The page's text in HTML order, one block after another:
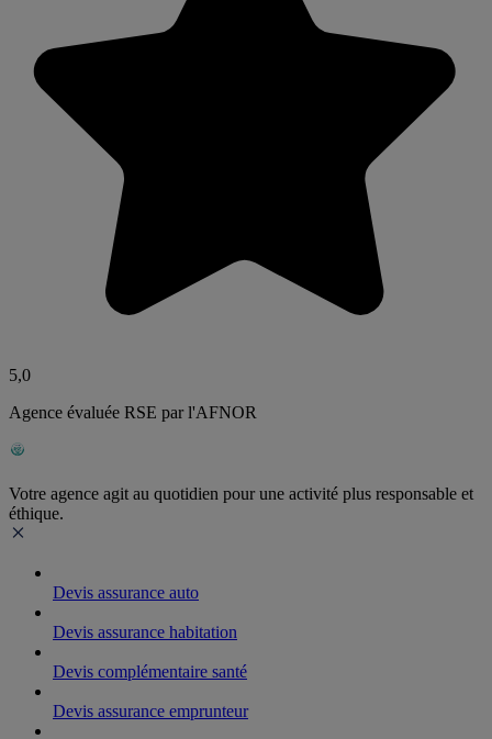
5,0
Agence évaluée RSE par l'AFNOR
Votre agence agit au quotidien pour une activité plus responsable et
éthique.
Devis assurance auto
Devis assurance habitation
Devis complémentaire santé
Devis assurance emprunteur